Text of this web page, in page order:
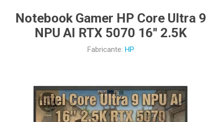
Notebook Gamer HP Core Ultra 9
NPU AI RTX 5070 16'' 2.5K
Fabricante: HP